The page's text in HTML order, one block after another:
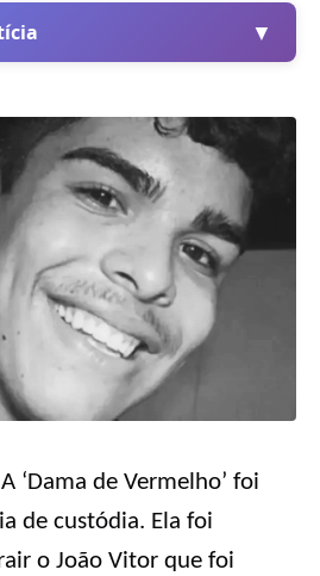
▼
‘Dama de Vermelho’ foi
de custódia. Ela foi
o João Vitor que foi